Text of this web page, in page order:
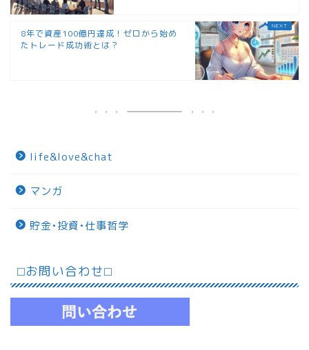
8年で資産100億円達成！ゼロから始め
たトレード成功術とは？
life&love&chat
マンガ
貯金•投資•仕事哲学
⬜︎お問い合わせ⬜︎